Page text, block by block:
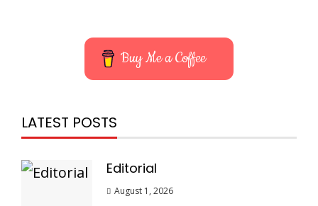
Buy Me a Coffee
LATEST POSTS
Editorial
August 1, 2026